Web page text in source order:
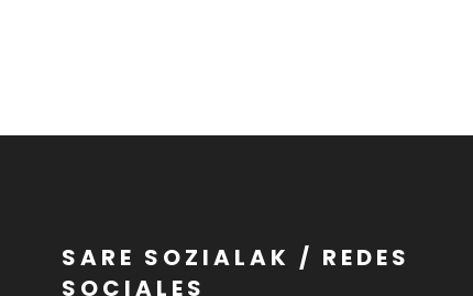
SARE SOZIALAK / REDES
SOCIALES